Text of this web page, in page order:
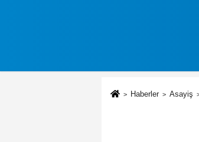
Haberler Asayiş